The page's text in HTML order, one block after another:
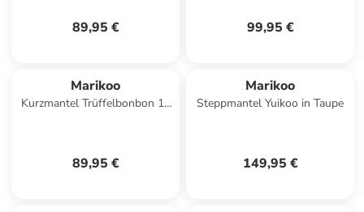
89,95 € 99,95 €
Marikoo
Kurzmantel Trüffelbonbon 16
89,95 €
Marikoo
Steppmantel Yuikoo in Taupe
149,95 €